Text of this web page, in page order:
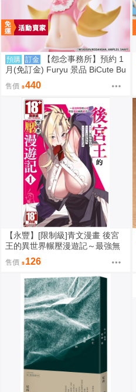
預購 訂金
【怨念事務所】預約 1
月(免訂金) Furyu 景品 BiCute Bu
nnies 物語系列 忍野忍 兔女郎 09
06
售價 440
【永豐】[限制級]青文漫畫 後宮
王的異世界輾壓漫遊記～最強無
雙的大叔將全種族納為妻子 1 (全
新) 出版：2026/08
售價 126